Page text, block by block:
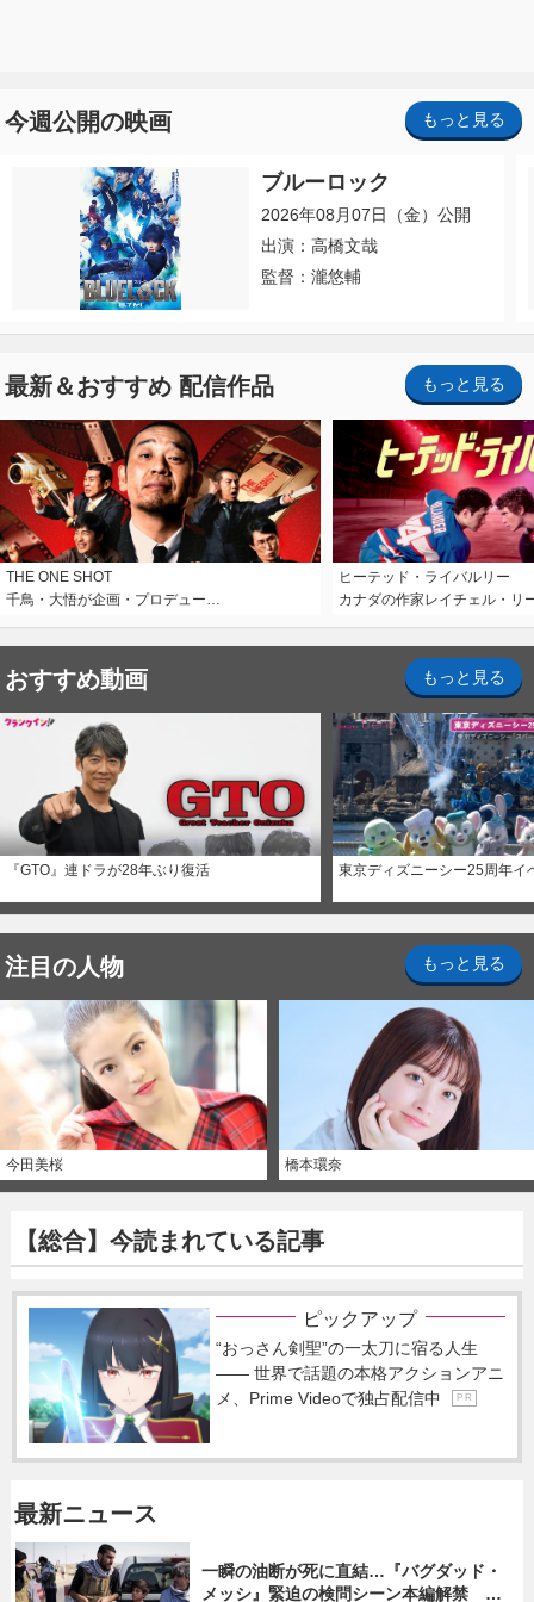
今週公開の映画 もっと見る
ブルーロック
2026年08月07日（金）公開
出演：高橋文哉
監督：瀧悠輔
最新＆おすすめ 配信作品 もっと見る
THE ONE SHOT
千鳥・大悟が企画・プロデュー…
ヒーテッド・ライバルリー
カナダの作家レイチェル・リ
おすすめ動画 もっと見る
『GTO』連ドラが28年ぶり復活 東京ディズニーシー25周年イ
注目の人物 もっと見る
今田美桜 橋本環奈
【総合】今読まれている記事
ピックアップ
“おっさん剣聖”の一太刀に宿る人生
―― 世界で話題の本格アクションアニ
メ、Prime Videoで独占配信中
P R
最新ニュース
一瞬の油断が死に直結…『バグダッド・
メッシ』緊迫の検問シーン本編解禁 監